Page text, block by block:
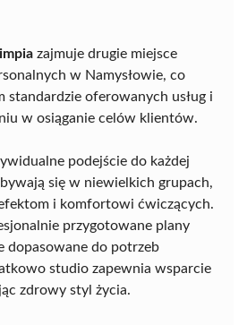
zajmuje drugie miejsce
w Namysłowie, co
standardzie oferowanych usług i
w osiąganie celów klientów.
podejście do każdej
się w niewielkich grupach,
i komfortowi ćwiczących.
przygotowane plany
dopasowane do potrzeb
studio zapewnia wsparcie
zdrowy styl życia.